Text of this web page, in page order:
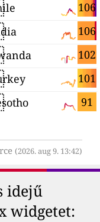
106
106
102
101
91
(2026. aug 9. 13:42)
idejű
widgetet: